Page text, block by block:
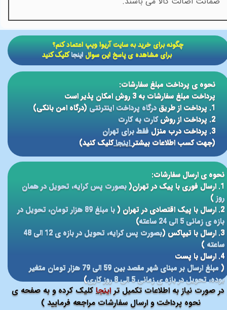
صورت نیاز به اطلاعات تکمیل تراینجا کلیک کرده و به صفحه ی
نحوه پرداخت و ارسال سفارشات مراجعه فرمایید )
نحوه ی پرداخت مبلغ سفارشات:
پرداخت مبلغ سفارشات به 3 روش امکان پذیر است
1. پرداخت از طریق
درگاه پرداخت اینترنتی(درگاه امن بانکی)
2. پرداخت از روش
کارت به کارت
3. پرداخت درب منزل
فقط برای تهران
(جهت کسب اطلاعات بیشتر اینجاکلیک کنید)
نحوه ی ارسال سفارشات:
1. ارسال فوری با پیک در تهران(
بصورت پس کرایه، تحویل در همان
روز)
2. ارسال با پیک اقتصادی در تهران (
با مبلغ 89 هزار تومان، تحویل در
بازه ی زمانی 5 الی 24 ساعته
)
3. ارسال با تیپاکس (
بصورت پس کرایه، تحویل در بازه ی 12 الی 48
ساعته )
4. ارسال با پست
(
مبلغ ارسال بر مبنای شهر مقصد بین 59 الی 79 هزار تومان متغیر
بوده، تحویل در بازه ی زمانی 5 الی 8 روز کاری
)
​​چگونه برای خرید به سایت آریوا ویپ اعتماد کنم؟
برای مشاهده ی پاسخ این سوالاینجاکلیک کنید